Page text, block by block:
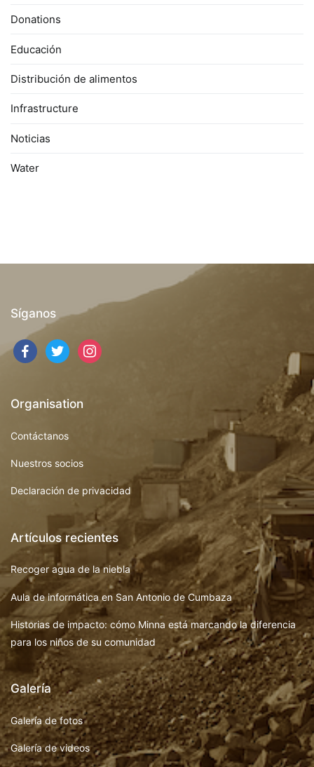
Donations
Educación
Distribución de alimentos
Infrastructure
Noticias
Water
Síganos
Organisation
Contáctanos
Nuestros socios
Declaración de privacidad
Artículos recientes
Recoger agua de la niebla
Aula de informática en San Antonio de Cumbaza
Historias de impacto: cómo Minna está marcando la diferencia
para los niños de su comunidad
Galería
Galería de fotos
Galería de videos